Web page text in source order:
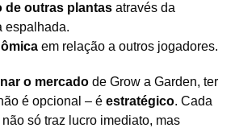
de outras plantas através da
espalhada.
em relação a outros jogadores.
o mercado de Grow a Garden, ter
é opcional – é estratégico. Cada
só traz lucro imediato, mas